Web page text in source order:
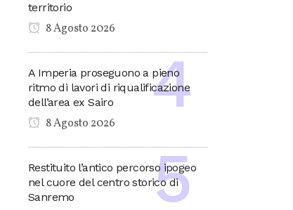
territorio
8 Agosto 2026
A Imperia proseguono a pieno
ritmo di lavori di riqualificazione
dell’area ex Sairo
8 Agosto 2026
Restituito l’antico percorso ipogeo
nel cuore del centro storico di
Sanremo